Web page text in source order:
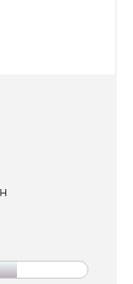
2回苦情を